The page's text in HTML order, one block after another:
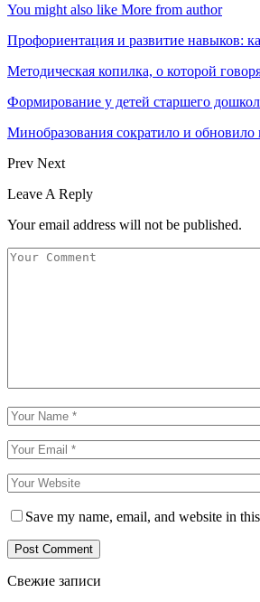
You might also like More from author
Профориентация и развитие навыков:
Методическая копилка, о которой
Формирование у детей старшего
Минобразования сократило и
Prev Next
Leave A Reply
Your email address will not be published.
Save my name, email, and website in
Свежие записи